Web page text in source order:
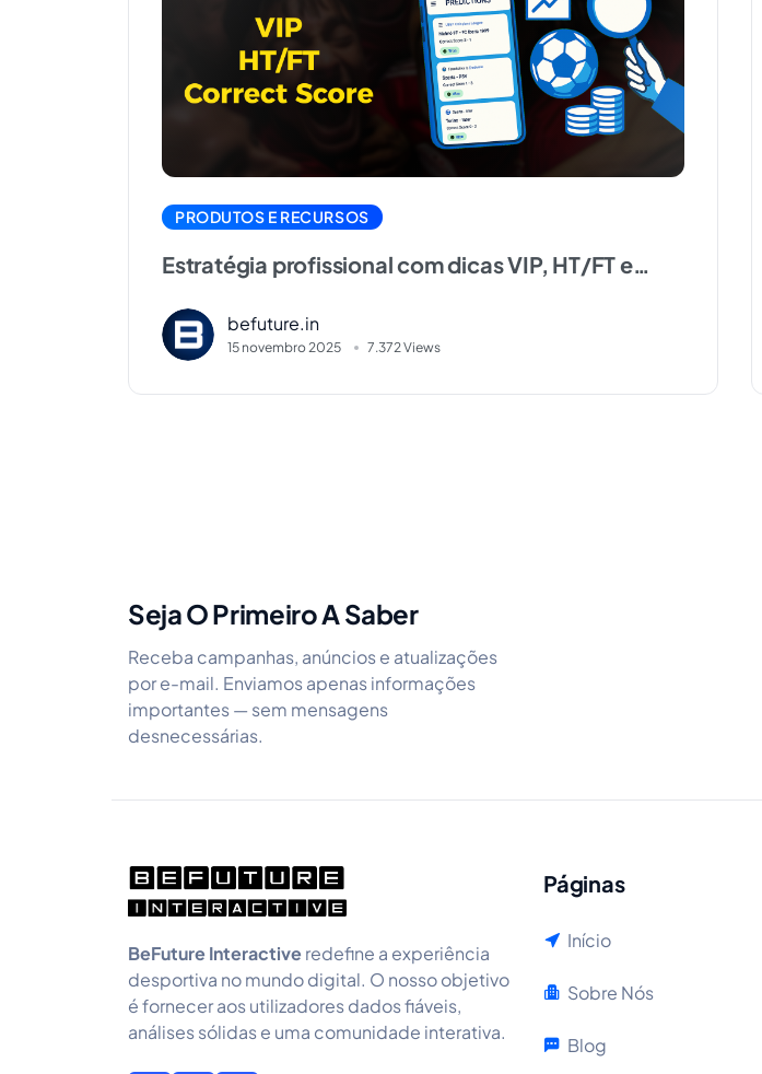
PRODUTOS E RECURSOS
Estratégia profissional com dicas VIP, HT/FT e
befuture.in
15 novembro 2025 7.372 Views
Seja O Primeiro A Saber
Receba campanhas, anúncios e atualizações
por e-mail. Enviamos apenas informações
importantes — sem mensagens
desnecessárias.
BeFuture Interactiveredefine a experiência
desportiva no mundo digital. O nosso objetivo
é fornecer aos utilizadores dados fiáveis,
análises sólidas e uma comunidade interativa.
Páginas
Início
Sobre Nós
Blog